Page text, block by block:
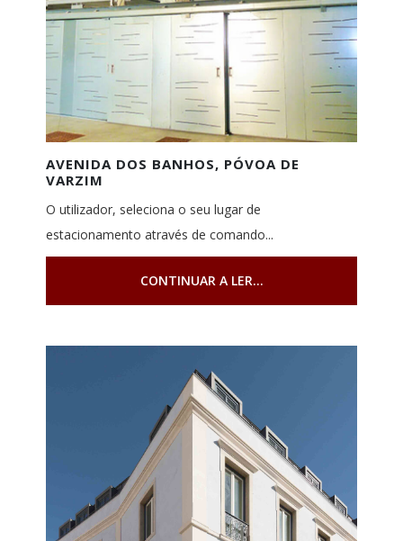
AVENIDA DOS BANHOS, PÓVOA DE
VARZIM
O utilizador, seleciona o seu lugar de
estacionamento através de comando...
CONTINUAR A LER...